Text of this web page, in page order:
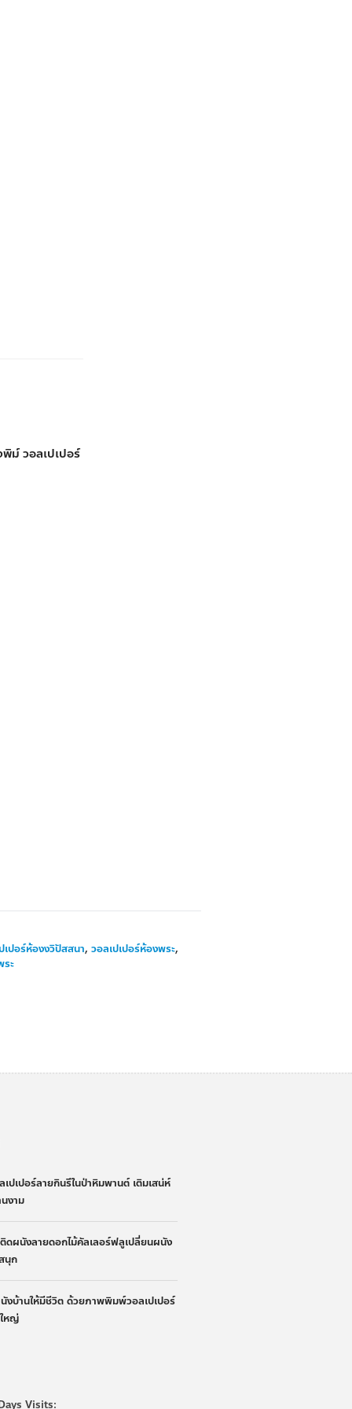
ม์ วอลเปเปอร์
เปอร์ห้องงวิปัสสนา, วอลเปเปอร์ห้องพระ,
ะ
ปเปอร์ลายกินรีในป่าหิมพานต์ เติมเสน่ห์
นงาม
ดผนังลายดอกไม้คัลเลอร์ฟลูเปลี่ยนผนัง
นุก
งบ้านให้มีชีวิต ด้วยภาพพิมพ์วอลเปเปอร์
หญ่
Visits: